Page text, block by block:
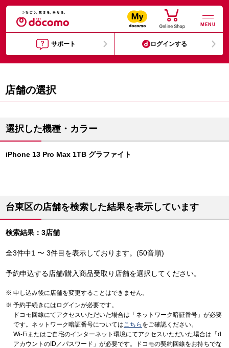
MENU
サポート ログインする
店舗の選択
選択した機種・カラー
iPhone 13 Pro Max 1TB グラファイト
台東区の店舗を検索した結果を表示しています
検索結果：3店舗
全3件中1 〜 3件目を表示しております。(50音順)
予約申込する店舗/購入商品受取り店舗を選択してください。
申し込み後に店舗を変更することはできません。
予約手続きにはログインが必要です。
ドコモ回線にてアクセスいただいた場合は「ネットワーク暗証番号」が必要
です。ネットワーク暗証番号についてはこちら をご確認ください。
Wi-Fiまたはご自宅のインターネット環境にてアクセスいただいた場合は「d
アカウントのID／パスワード」が必要です。ドコモの契約回線をお持ちでな